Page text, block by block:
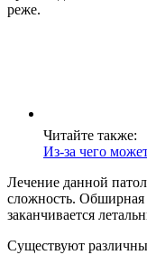
реже.
Читайте также:
Из-за чего
Лечение данной
сложность. Обширная
заканчивается
Существуют